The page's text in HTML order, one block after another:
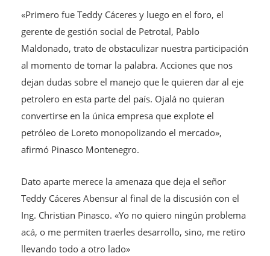
«Primero fue Teddy Cáceres y luego en el foro, el
gerente de gestión social de Petrotal, Pablo
Maldonado, trato de obstaculizar nuestra participación
al momento de tomar la palabra. Acciones que nos
dejan dudas sobre el manejo que le quieren dar al eje
petrolero en esta parte del país. Ojalá no quieran
convertirse en la única empresa que explote el
petróleo de Loreto monopolizando el mercado»,
afirmó Pinasco Montenegro.
Dato aparte merece la amenaza que deja el señor
Teddy Cáceres Abensur al final de la discusión con el
Ing. Christian Pinasco. «Yo no quiero ningún problema
acá, o me permiten traerles desarrollo, sino, me retiro
llevando todo a otro lado»